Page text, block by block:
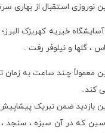
استقبال از بهاری
خیریه کهریزک
، گلها و نیلوفر رفت .
چـند ساعت به زمان
کند.
بازدید ضمن تبریک
که در آن سبزه ، سنجد ،